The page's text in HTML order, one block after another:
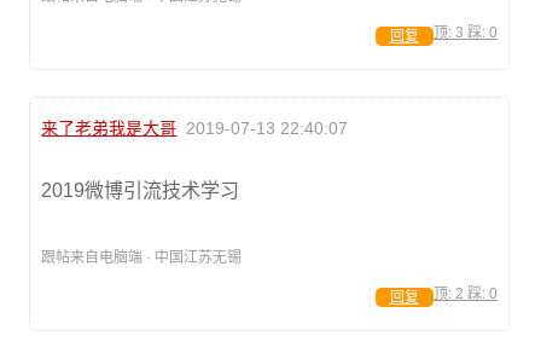
顶: 3 踩: 0
回复
来了老弟我是大哥 2019-07-13 22:40:07
2019微博引流技术学习
跟帖来自电脑端 · 中国江苏无锡
顶: 2 踩: 0
回复